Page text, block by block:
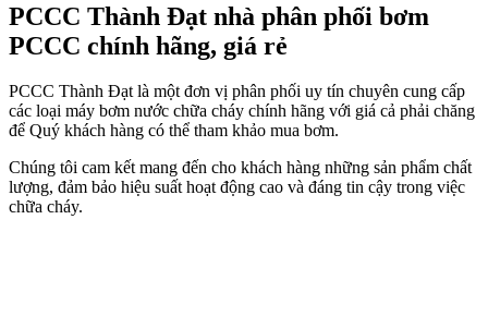
PCCC Thành Đạt nhà phân phối bơm
PCCC chính hãng, giá rẻ
PCCC Thành Đạt là một đơn vị phân phối uy tín chuyên cung cấp
các loại máy bơm nước chữa cháy chính hãng với giá cả phải chăng
để Quý khách hàng có thể tham khảo mua bơm.
Chúng tôi cam kết mang đến cho khách hàng những sản phẩm chất
lượng, đảm bảo hiệu suất hoạt động cao và đáng tin cậy trong việc
chữa cháy.